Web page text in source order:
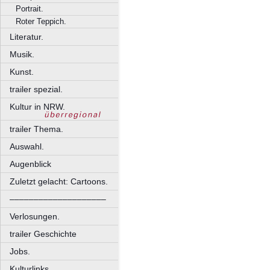
Portrait.
Roter Teppich.
Literatur.
Musik.
Kunst.
trailer spezial.
Kultur in NRW.
trailer Thema.
Auswahl.
Augenblick
Zuletzt gelacht: Cartoons.
––––––––––––––––––––
Verlosungen.
trailer Geschichte
Jobs.